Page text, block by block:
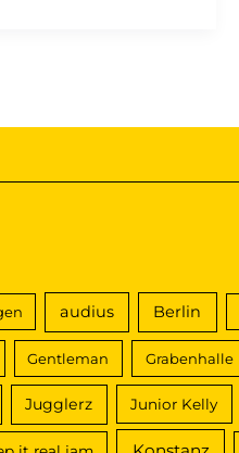
audius Berlin
Gentleman Grabenhalle
Jugglerz Junior Kelly